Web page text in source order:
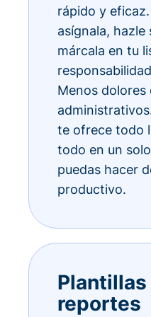
rápido y
asígnala,
márcala en tu
Menos dolores
te ofrece todo
todo en un
puedas hacer
productivo.
Plantillas
reportes